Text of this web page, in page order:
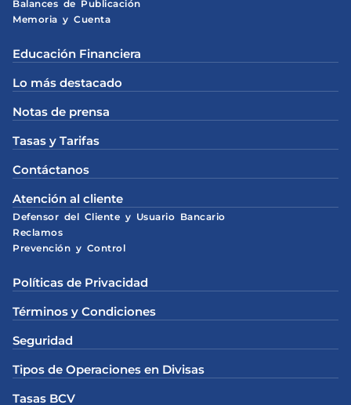
Balances de Publicación
Memoria y Cuenta
Educación Financiera
Lo más destacado
Notas de prensa
Tasas y Tarifas
Contáctanos
Atención al cliente
Defensor del Cliente y Usuario Bancario
Reclamos
Prevención y Control
Políticas de Privacidad
Términos y Condiciones
Seguridad
Tipos de Operaciones en Divisas
Tasas BCV